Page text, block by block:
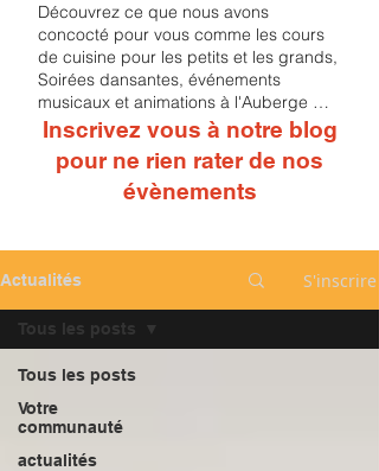
Découvrez ce que nous avons
concocté pour vous comme les cours
de cuisine pour les petits et les grands,
Soirées dansantes, événements
musicaux et animations à l'Auberge …
Inscrivez vous à notre blog
pour ne rien rater de nos
évènements
Actualités S'inscrire
Tous les posts
Votre
communauté
actualités
Tous les posts